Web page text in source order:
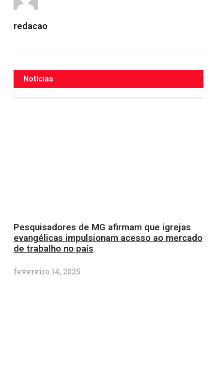
redacao
Notícias
Pesquisadores de MG afirmam que igrejas
evangélicas impulsionam acesso ao mercado
de trabalho no país
fevereiro 14, 2025